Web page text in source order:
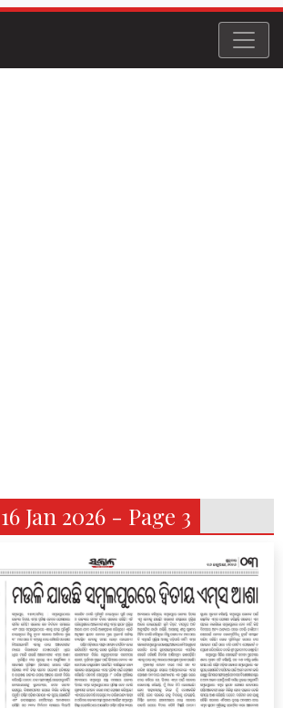
Jan 2026 - Page 3